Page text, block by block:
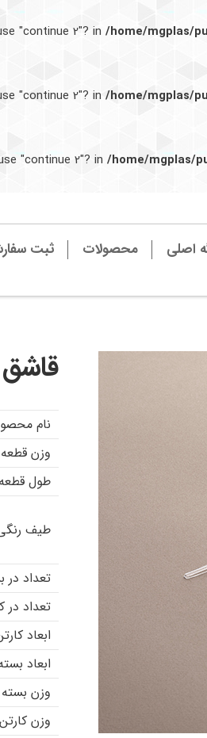
"continue 2"? in /home/mgplas/
"continue 2"? in /home/mgplas/
"continue 2"? in /home/mgplas/
اصلی محصولات ثبت
نام
وزن
طول
طیف
تعداد در
تعداد در
ابعاد
ابعاد
وزن
وزن
اصلی محصولات ثبت